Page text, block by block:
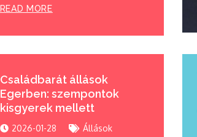
READ MORE
Családbarát állások
Egerben: szempontok
kisgyerek mellett
2026-01-28 Állások